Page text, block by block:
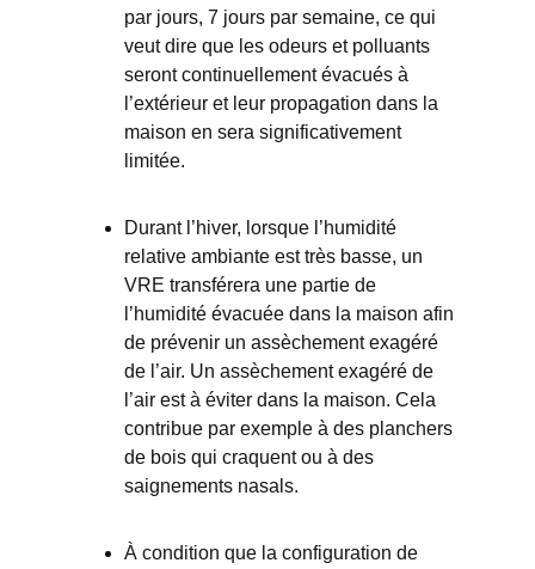
par jours, 7 jours par semaine, ce qui
veut dire que les odeurs et polluants
seront continuellement évacués à
l’extérieur et leur propagation dans la
maison en sera significativement
limitée.
Durant l’hiver, lorsque l’humidité
relative ambiante est très basse, un
VRE transférera une partie de
l’humidité évacuée dans la maison afin
de prévenir un assèchement exagéré
de l’air. Un assèchement exagéré de
l’air est à éviter dans la maison. Cela
contribue par exemple à des planchers
de bois qui craquent ou à des
saignements nasals.
À condition que la configuration de